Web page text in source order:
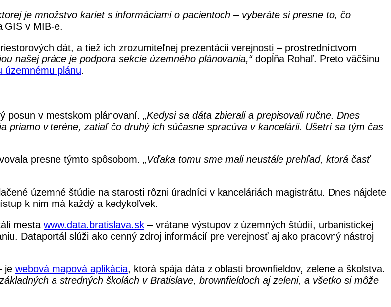
je množstvo kariet s informáciami o pacientoch – vyberáte si presne to, čo
GIS v MIB-e.
dát, a tiež ich zrozumiteľnej prezentácii verejnosti – prostredníctvom
našej práce je podpora sekcie územného plánovania,“dopĺňa Rohaľ. Preto väčšinu
územnému plánu.
posun v mestskom plánovaní. „Kedysi sa dáta zbierali a prepisovali ručne. Dnes
priamo v teréne, zatiaľ čo druhý ich súčasne spracúva v kancelárii. Ušetrí sa tým čas
presne týmto spôsobom. „Vďaka tomu sme mali neustále prehľad, ktorá časť
územné štúdie na starosti rôzni úradníci v kanceláriách magistrátu. Dnes nájdete
k nim má každý a kedykoľvek.
mesta www.data.bratislava.sk – vrátane výstupov z územných štúdií, urbanistickej
Dataportál slúži ako cenný zdroj informácií pre verejnosť aj ako pracovný nástroj
je webová mapová aplikácia, ktorá spája dáta z oblasti brownfieldov, zelene a školstva.
a stredných školách v Bratislave, brownfieldoch aj zeleni, a všetko si môže